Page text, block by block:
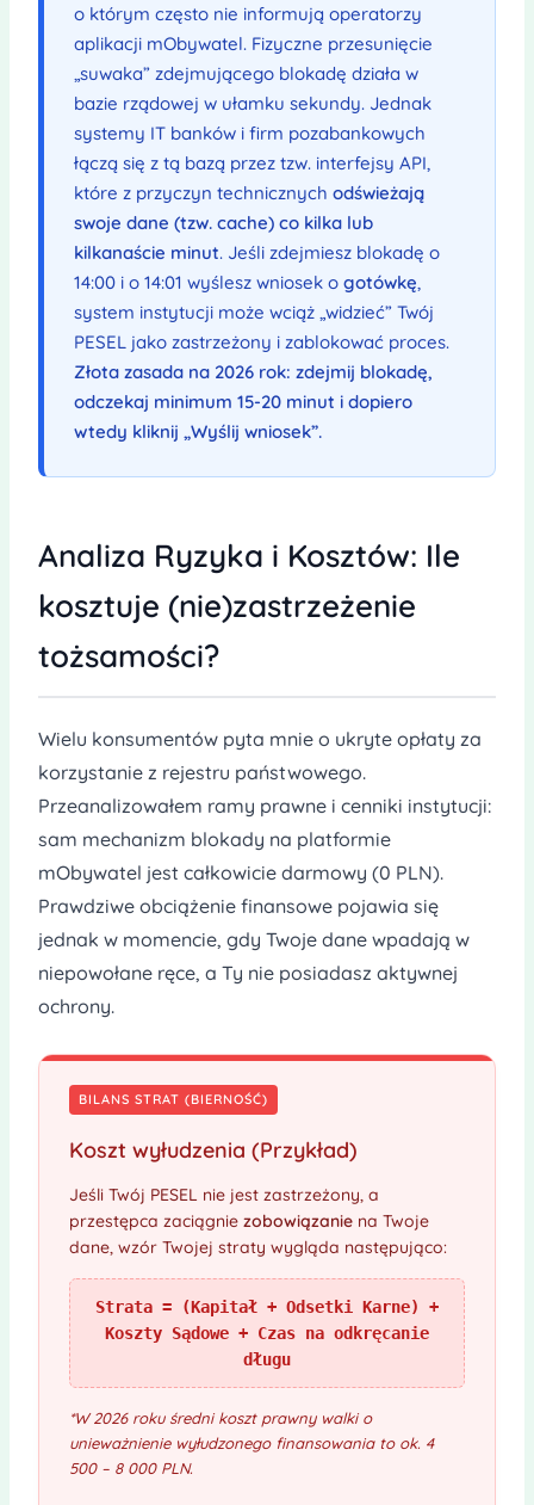
o którym często nie informują operatorzy
aplikacji mObywatel. Fizyczne przesunięcie
„suwaka” zdejmującego blokadę działa w
bazie rządowej w ułamku sekundy. Jednak
systemy IT banków i firm pozabankowych
łączą się z tą bazą przez tzw. interfejsy API,
które z przyczyn technicznych odświeżają
swoje dane (tzw. cache) co kilka lub
kilkanaście minut. Jeśli zdejmiesz blokadę o
14:00 i o 14:01 wyślesz wniosek o gotówkę,
system instytucji może wciąż „widzieć” Twój
PESEL jako zastrzeżony i zablokować proces.
Złota zasada na 2026 rok: zdejmij blokadę,
odczekaj minimum 15-20 minut i dopiero
wtedy kliknij „Wyślij wniosek”.
Analiza Ryzyka i Kosztów: Ile
kosztuje (nie)zastrzeżenie
tożsamości?
Wielu konsumentów pyta mnie o ukryte opłaty za
korzystanie z rejestru państwowego.
Przeanalizowałem ramy prawne i cenniki instytucji:
sam mechanizm blokady na platformie
mObywatel jest całkowicie darmowy (0 PLN).
Prawdziwe obciążenie finansowe pojawia się
jednak w momencie, gdy Twoje dane wpadają w
niepowołane ręce, a Ty nie posiadasz aktywnej
ochrony.
BILANS STRAT (BIERNOŚĆ)
Koszt wyłudzenia (Przykład)
Jeśli Twój PESEL nie jest zastrzeżony, a
przestępca zaciągnie zobowiązaniena Twoje
dane, wzór Twojej straty wygląda następująco:
Strata = (Kapitał + Odsetki Karne) +
Koszty Sądowe + Czas na odkręcanie
długu
*W 2026 roku średni koszt prawny walki o
unieważnienie wyłudzonego finansowania to ok. 4
500 – 8 000 PLN.